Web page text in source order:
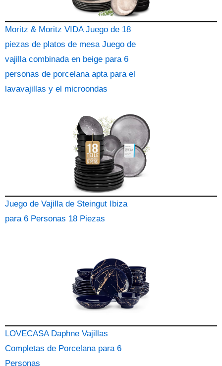
Moritz & Moritz VIDA Juego de 18
piezas de platos de mesa Juego de
vajilla combinada en beige para 6
personas de porcelana apta para el
lavavajillas y el microondas
Juego de Vajilla de Steingut Ibiza
para 6 Personas 18 Piezas
LOVECASA Daphne Vajillas
Completas de Porcelana para 6
Personas